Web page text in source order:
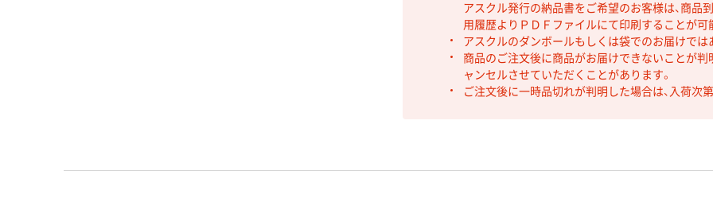
アスクル発行の納品書をご希望のお客様は、商品
用履歴よりＰＤＦファイルにて印刷することが可
アスクルのダンボールもしくは袋でのお届けでは
商品のご注文後に商品がお届けできないことが判
ャンセルさせていただくことがあります。
ご注文後に一時品切れが判明した場合は、入荷次